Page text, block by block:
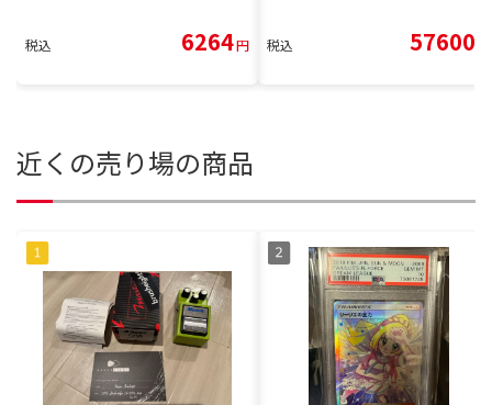
税込 6264円 税込 57600
近くの売り場の商品